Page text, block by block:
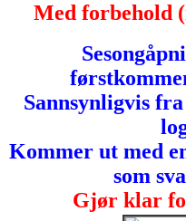
Med forbehold
Sannsynligvis
Kommer ut med
som
Gjør klar